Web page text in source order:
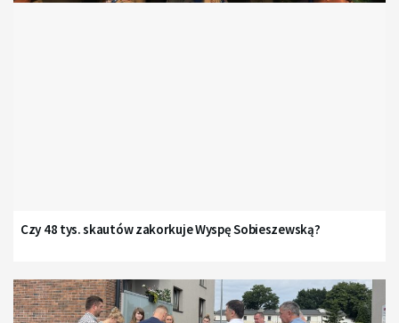
Czy 48 tys. skautów zakorkuje Wyspę Sobieszewską?